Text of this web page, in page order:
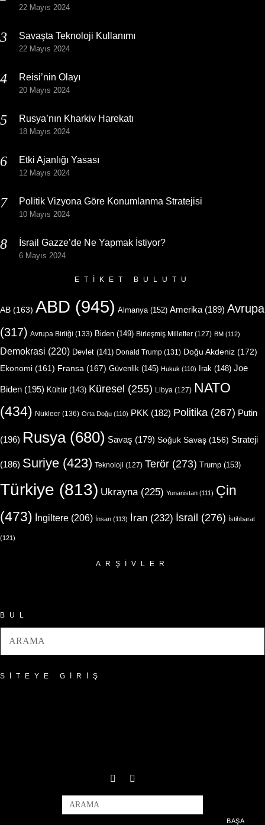
22 Mayıs 2024
Savaşta Teknoloji Kullanımı
22 Mayıs 2024
Reisi’nin Olayı
20 Mayıs 2024
Rusya’nın Kharkiv Harekatı
18 Mayıs 2024
Etki Ajanlığı Yasası
12 Mayıs 2024
Politik Vizyona Göre Konumlanma Stratejisi
10 Mayıs 2024
İsrail Gazze’de Ne Yapmak İstiyor?
6 Mayıs 2024
ETIKET BULUTU
AB (163) ABD (945) Almanya (152) Amerika (189) Avrupa
(317) Avrupa Birliği (133) Biden (149) Birleşmiş Milletler (127) BM (112)
Demokrasi (220) Devlet (141) Donald Trump (131) Doğu Akdeniz (172)
Ekonomi (161) Fransa (167) Güvenlik (145) Hukuk (110) Irak (148) Joe
Biden (195) Kültür(143) Küresel (255) Libya (127) NATO
(434) Nükleer (136) Orta Doğu (110) PKK (182) Politika (267) Putin
(196) Rusya(680) Savaş (179) Soğuk Savaş (156) Strateji
(186) Suriye (423) Teknoloji (127) Terör (273) Trump (153)
Türkiye (813) Ukrayna (225) Yunanistan (111) Çin
(473) İngiltere (206) İnsan (113) İran (232) İsrail (276) İstihbarat
(121)
ARŞIVLER
BUL
SITEYE GIRIŞ
BAŞA